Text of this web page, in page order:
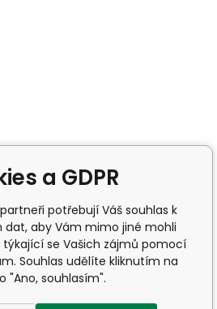
a GDPR
potřebují Váš souhlas k
dat, aby Vám mimo jiné mohli
se Vašich zájmů pomocí
Souhlas udělíte kliknutím na
"Ano, souhlasím".